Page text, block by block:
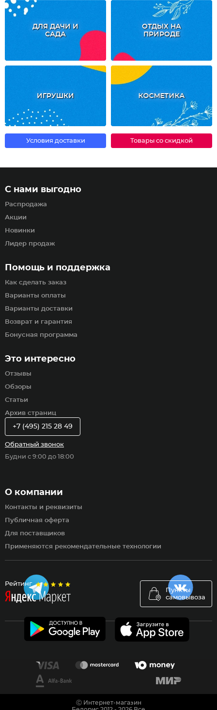
ДЛЯ ДАЧИ И
САДА
ОТДЫХ НА
ПРИРОДЕ
ИГРУШКИ КОСМЕТИКА
Условия доставки Товары со скидкой
Рейтинг
Пункты
самовывоза
Помощь и поддержка
Как сделать заказ
Варианты оплаты
Варианты доставки
Возврат и гарантия
Бонусная программа
С нами выгодно
Распродажа
Акции
Новинки
Лидер продаж
Это интересно
Отзывы
Обзоры
Статьи
Архив страниц
О компании
Контакты и реквизиты
Публичная оферта
Для поставщиков
Применяются рекомендательные технологии
+7 (495) 215 28 49
Обратный звонок
Будни с 9:00 до 18:00
Ⓒ Интернет-магазин